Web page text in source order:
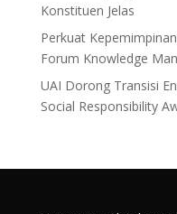
Konstituen Jelas
Perkuat
Forum Knowledge
UAI Dorong Transisi
Social Responsibility